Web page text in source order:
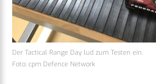
Der Tactical Range Day lud zum Testen ein.
Foto: cpm Defence Network